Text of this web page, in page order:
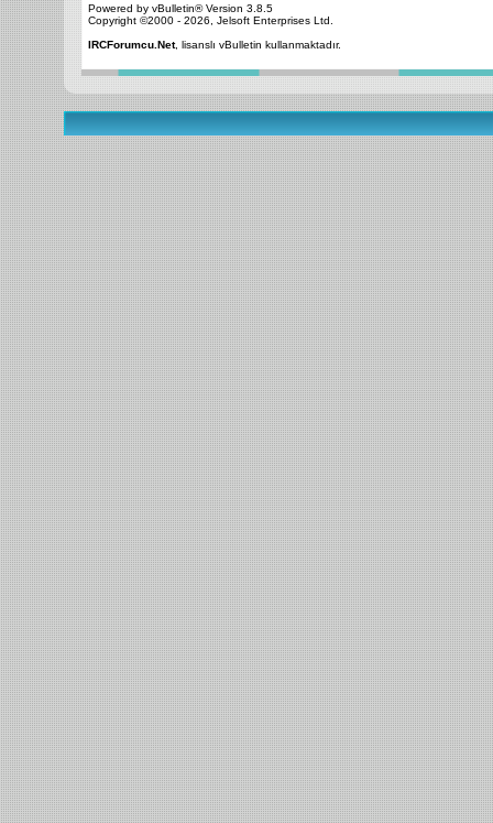
Powered by vBulletin® Version 3.8.5
Copyright ©2000 - 2026, Jelsoft Enterprises Ltd.
IRCForumcu.Net, lisanslı vBulletin kullanmaktadır.